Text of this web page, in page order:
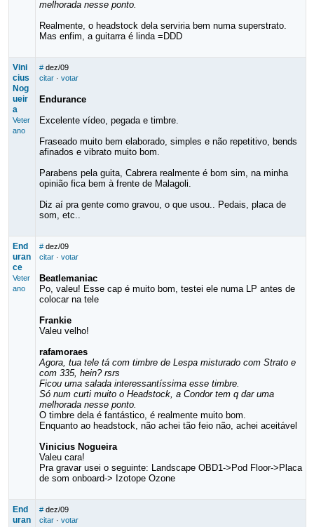
melhorada nesse ponto.
Realmente, o headstock dela serviria bem numa superstrato.
Mas enfim, a guitarra é linda =DDD
Vini
cius
Nog
ueir
a
Veter
ano
# dez/09
citar· votar
Endurance
Excelente vídeo, pegada e timbre.
Fraseado muito bem elaborado, simples e não repetitivo, bends
afinados e vibrato muito bom.
Parabens pela guita, Cabrera realmente é bom sim, na minha
opinião fica bem à frente de Malagoli.
Diz aí pra gente como gravou, o que usou.. Pedais, placa de
som, etc..
End
uran
ce
Veter
ano
# dez/09
citar· votar
Beatlemaniac
Po, valeu! Esse cap é muito bom, testei ele numa LP antes de
colocar na tele
Frankie
Valeu velho!
rafamoraes
Agora, tua tele tá com timbre de Lespa misturado com Strato e
com 335, hein? rsrs
Ficou uma salada interessantíssima esse timbre.
Só num curti muito o Headstock, a Condor tem q dar uma
melhorada nesse ponto.
O timbre dela é fantástico, é realmente muito bom.
Enquanto ao headstock, não achei tão feio não, achei aceitável
Vinicius Nogueira
Valeu cara!
Pra gravar usei o seguinte: Landscape OBD1->Pod Floor->Placa
de som onboard-> Izotope Ozone
End
uran
# dez/09
citar· votar